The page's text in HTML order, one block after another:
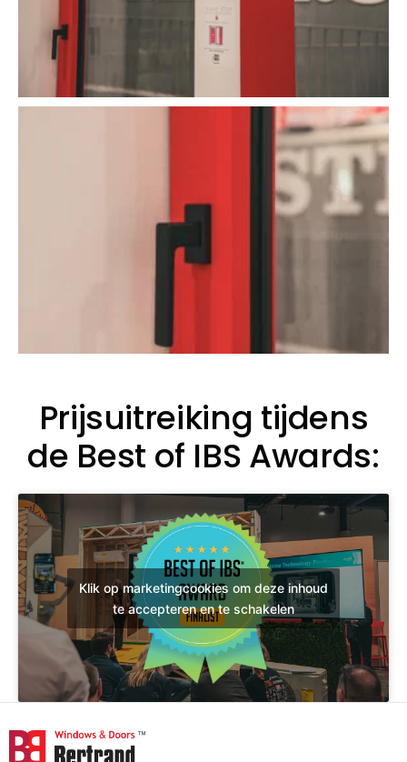
Prijsuitreiking tijdens
de Best of IBS Awards:
Klik op marketingcookies om deze inhoud
te accepteren en te schakelen